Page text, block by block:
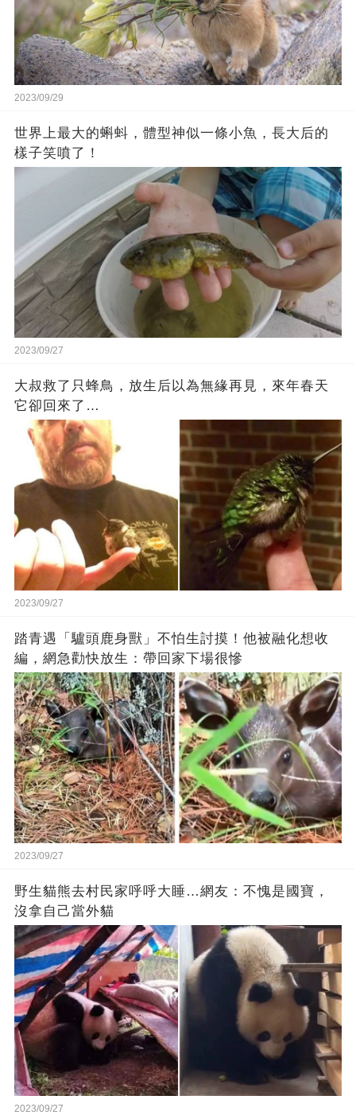
2023/09/29
世界上最大的蝌蚪，體型神似一條小魚，長大后的
樣子笑噴了！
2023/09/27
大叔救了只蜂鳥，放生后以為無緣再見，來年春天
它卻回來了…
2023/09/27
踏青遇「驢頭鹿身獸」不怕生討摸！他被融化想收
編，網急勸快放生：帶回家下場很慘
2023/09/27
野生貓熊去村民家呼呼大睡…網友：不愧是國寶，
沒拿自己當外貓
2023/09/27